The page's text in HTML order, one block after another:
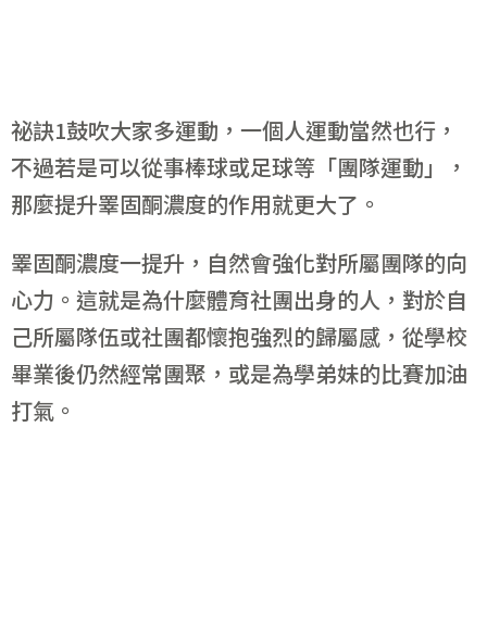
祕訣1鼓吹大家多運動，一個人運動當然也行，
不過若是可以從事棒球或足球等「團隊運動」，
那麼提升睪固酮濃度的作用就更大了。
睪固酮濃度一提升，自然會強化對所屬團隊的向
心力。這就是為什麼體育社團出身的人，對於自
己所屬隊伍或社團都懷抱強烈的歸屬感，從學校
畢業後仍然經常團聚，或是為學弟妹的比賽加油
打氣。